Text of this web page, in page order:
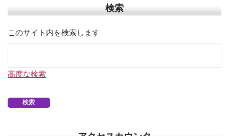
検索
このサイト内を検索します
高度な検索